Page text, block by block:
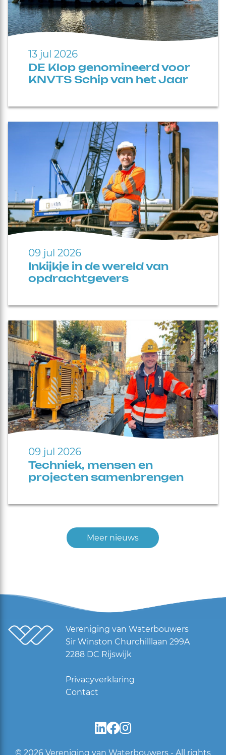
13 jul 2026
DE Klop genomineerd voor
KNVTS Schip van het Jaar
09 jul 2026
Inkijkje in de wereld van
opdrachtgevers
09 jul 2026
Techniek, mensen en
projecten samenbrengen
Meer nieuws
Vereniging van Waterbouwers
Sir Winston Churchilllaan 299A
2288 DC Rijswijk
Privacyverklaring
Contact
© 2026Vereniging van Waterbouwers - All rights